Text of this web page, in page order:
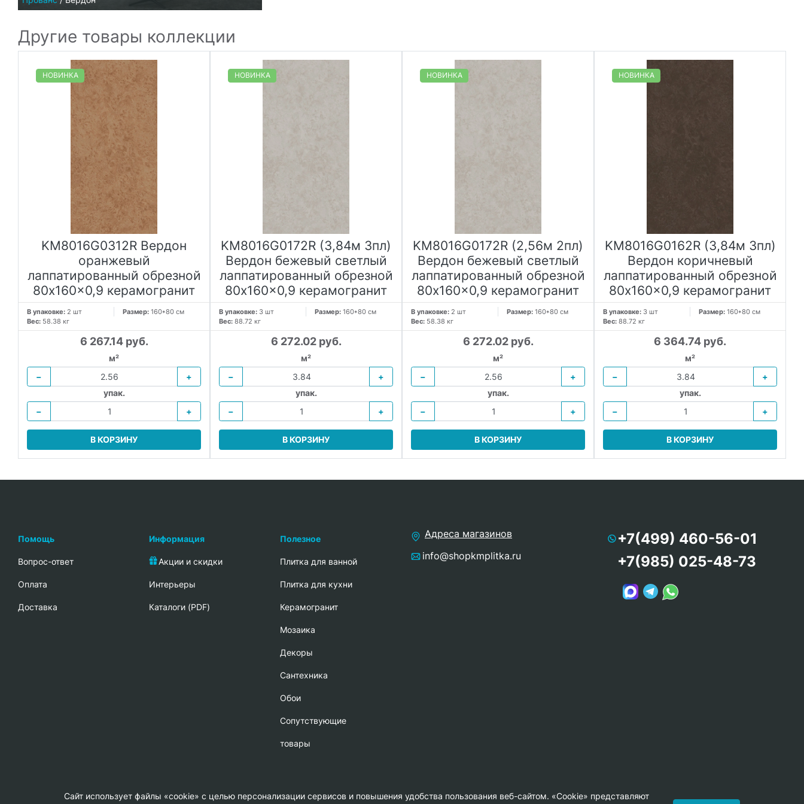
Другие товары коллекции
НОВИНКА
KM8016G0312R Вердон
оранжевый
лаппатированный обрезной
80x160x0,9 керамогранит
В упаковке: 2 шт Размер: 160*80 см
Вес: 58.38 кг
6 267.14 руб.
м²
−
+
упак.
−
+
В КОРЗИНУ
НОВИНКА
KM8016G0172R (3,84м 3пл)
Вердон бежевый светлый
лаппатированный обрезной
80x160x0,9 керамогранит
В упаковке: 3 шт Размер: 160*80 см
Вес: 88.72 кг
6 272.02 руб.
м²
−
+
упак.
−
+
В КОРЗИНУ
НОВИНКА
KM8016G0172R (2,56м 2пл)
Вердон бежевый светлый
лаппатированный обрезной
80x160x0,9 керамогранит
В упаковке: 2 шт Размер: 160*80 см
Вес: 58.38 кг
6 272.02 руб.
м²
−
+
упак.
−
+
В КОРЗИНУ
НОВИНКА
KM8016G0162R (3,84м 3пл)
Вердон коричневый
лаппатированный обрезной
80x160x0,9 керамогранит
В упаковке: 3 шт Размер: 160*80 см
Вес: 88.72 кг
6 364.74 руб.
м²
−
+
упак.
−
+
В КОРЗИНУ
Помощь
Вопрос-ответ
Oплата
Доставка
Информация
Акции и скидки
Интерьеры
Каталоги (PDF)
Полезное
Плитка для ванной
Плитка для кухни
Керамогранит
Мозаика
Декоры
Сантехника
Обои
Сопутствующие
товары
Адреса магазинов
info@shopkmplitka.ru
+7(499) 460-56-01
+7(985) 025-48-73
Сайт использует файлы «cookie» с целью персонализации сервисов и повышения удобства пользования веб-сайтом. «Cookie» представляют